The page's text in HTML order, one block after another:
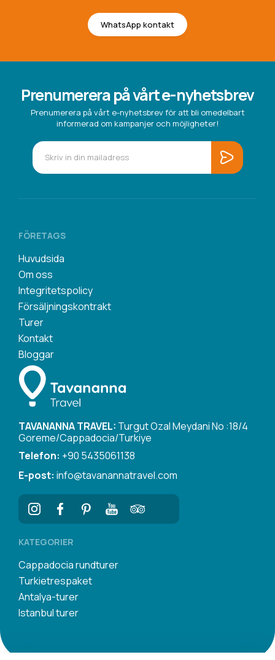
WhatsApp kontakt
Prenumerera på vårt e-nyhetsbrev
Prenumerera på vårt e-nyhetsbrev för att bli omedelbart
informerad om kampanjer och möjligheter!
FÖRETAGS
Huvudsida
Om oss
Integritetspolicy
Försäljningskontrakt
Turer
Kontakt
Bloggar
TAVANANNA TRAVEL: Turgut Ozal Meydani No :18/4
Goreme/Cappadocia/Turkiye
Telefon: +90 5435061138
E-post: info@tavanannatravel.com
KATEGORIER
Cappadocia rundturer
Turkietrespaket
Antalya-turer
Istanbul turer